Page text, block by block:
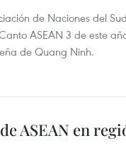
de Naciones del
ASEAN 3 de este
de Quang Ninh.
ASEAN en